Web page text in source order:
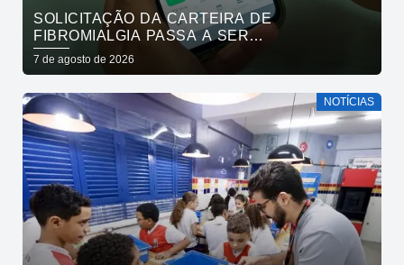
SOLICITAÇÃO DA CARTEIRA DE
FIBROMIALGIA PASSA A SER
EXCLUSIVAMENTE PELO APLICATIVO JOÃO
PESSOA NA PALMA DA MÃO
7 de agosto de 2026
NOTÍCIAS